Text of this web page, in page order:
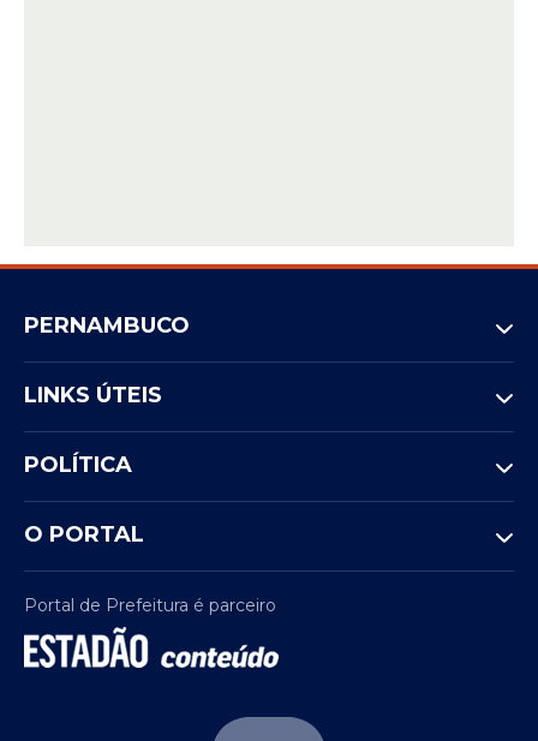
PERNAMBUCO
LINKS ÚTEIS
POLÍTICA
O PORTAL
Portal de Prefeitura é parceiro